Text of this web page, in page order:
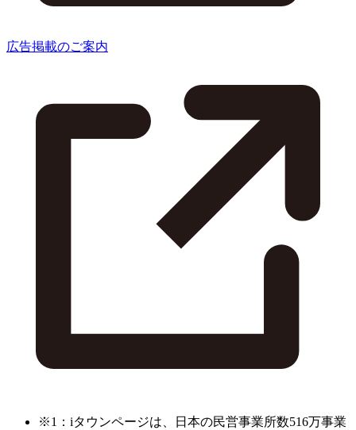
広告掲載のご案内
※1：iタウンページは、日本の民営事業所数516万事業